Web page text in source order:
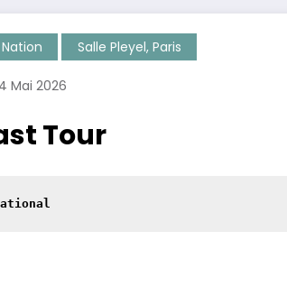
Salle Pleyel, Paris
4 Mai 2026
Tour